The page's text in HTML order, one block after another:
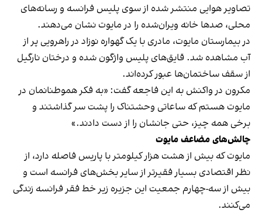
تصاویر هوایی منتشر شده از سوی پلیس فرانسه و رسانه‌های
محلی، صدها خانه ویران‌شده را در مایوت نشان می‌دهند.
در بیمارستان مایوت، مادری با یک گهواره نوزاد در راهرویی پر از
آب مشاهده شد. قایق‌های پلیس واژگون شده و درختان نارگیل
از سقف ساختمان‌ها عبور کرده‌اند.
مکرون در واکنش به این فاجعه گفت: «به فکر هموطنانمان در
مایوت هستم که ساعاتی وحشتناک را پشت سر گذاشتند و
برخی همه‌ چیز، حتی جانشان را از دست دادند.»
چالش‌های مضاعف مایوت
مایوت که بیش از هشت هزار کیلومتر با پاریس فاصله دارد، از
نظر اقتصادی بسیار فقیرتر از سایر بخش‌های فرانسه است و
بیش از سه‌-چهارم جمعیت این جزیره زیر خط فقر فرانسه زندگی
می‌کنند.